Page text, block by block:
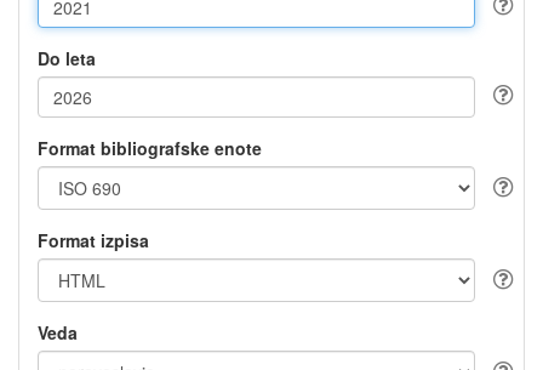
Do leta
Format bibliografske enote
Format izpisa
Veda